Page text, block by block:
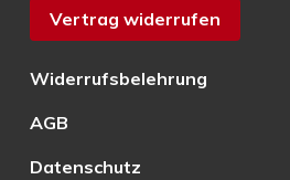
Vertrag widerrufen
Widerrufsbelehrung
AGB
Datenschutz